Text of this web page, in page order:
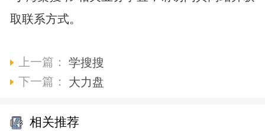
取联系方式。
上一篇：
学搜搜
下一篇：
大力盘
相关推荐